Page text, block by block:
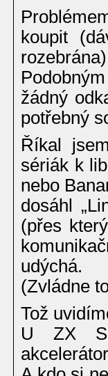
koupit
žádný
potřebný
Říkal
sériák k
nebo
dosáhl
(přes
udýchá.
(Zvládne
Tož
U ZX